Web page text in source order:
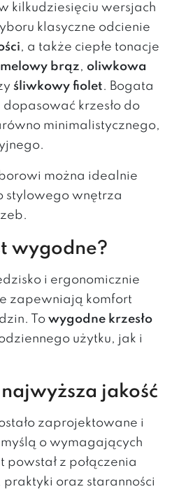
kilkudziesięciu wersjach
klasyczne odcienie
, a także ciepłe tonacje
brąz, oliwkowa
śliwkowy fiolet. Bogata
krzesło do
minimalistycznego,
można idealnie
stylowego wnętrza
wygodne?
i ergonomicznie
zapewniają komfort
To wygodne krzesło
użytku, jak i
jakość
zaprojektowane i
o wymagających
powstał z połączenia
praktyki oraz staranności